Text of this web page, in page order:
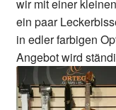
wir mit einer
ein paar
in edler farbigen
Angebot wird